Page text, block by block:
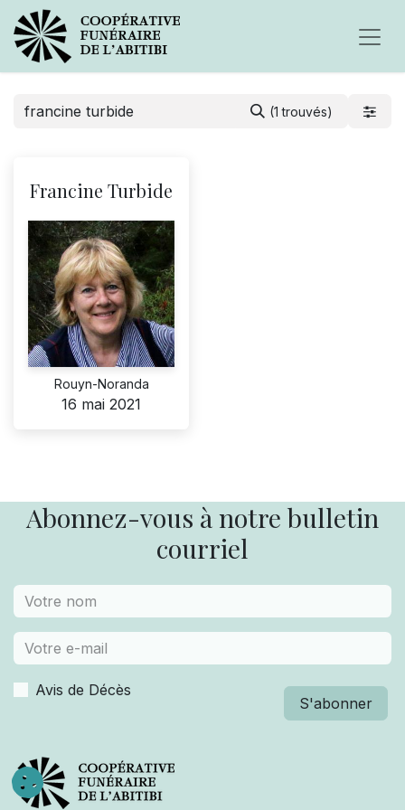
(1 trouvés)
Francine Turbide
Rouyn-Noranda
16 mai 2021
Abonnez-vous à notre bulletin
courriel
Avis de Décès
S'abonner